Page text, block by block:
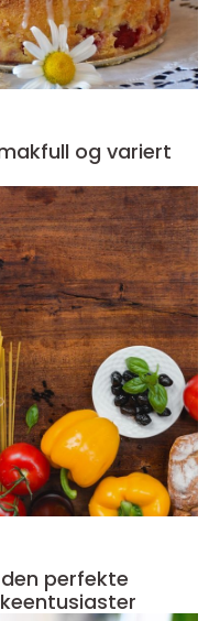
og variert
perfekte